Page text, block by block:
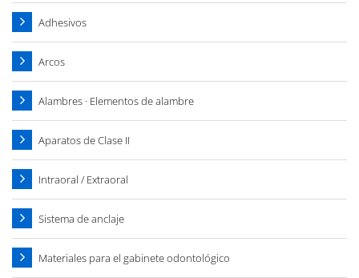
Adhesivos
Arcos
Alambres · Elementos de alambre
Aparatos de Clase II
Intraoral / Extraoral
Sistema de anclaje
Materiales para el gabinete odontológico